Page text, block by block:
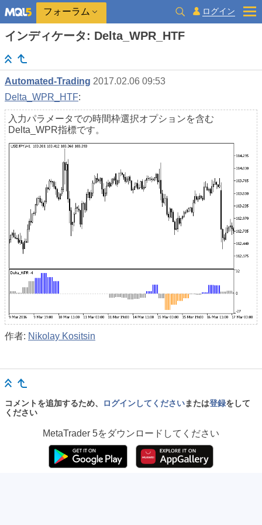
フォーラム ログイン
インディケータ: Delta_WPR_HTF
Automated-Trading 2017.02.06 09:53
Delta_WPR_HTF:
入力パラメータでの時間枠選択オプションを含む
Delta_WPR指標です。
作者: Nikolay Kositsin
コメントを追加するため、 ログインしてくださいまたは登録をして
ください
MetaTrader 5をダウンロードしてください